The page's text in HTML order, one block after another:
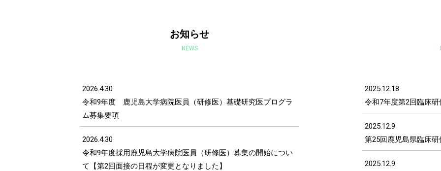
お知らせ
NEWS
2026.4.30
令和9年度 鹿児島大学病院医員（研修医）基礎研究医プログラ
ム募集要項
2026.4.30
令和9年度採用鹿児島大学病院医員（研修医）募集の開始につい
て【第2回面接の日程が変更となりました】
2025.12.18
令和7年度第2回臨床
2025.12.9
第25回鹿児島県臨床研
2025.12.9